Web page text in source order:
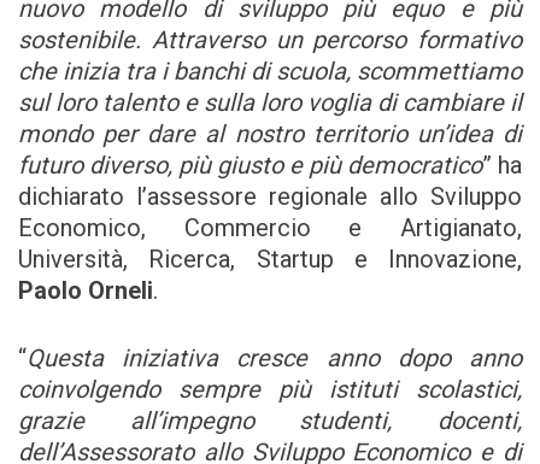
nuovo modello di sviluppo più equo e più
sostenibile. Attraverso un percorso formativo
che inizia tra i banchi di scuola, scommettiamo
sul loro talento e sulla loro voglia di cambiare il
mondo per dare al nostro territorio un’idea di
futuro diverso, più giusto e più democratico” ha
dichiarato l’assessore regionale allo Sviluppo
Economico, Commercio e Artigianato,
Università, Ricerca, Startup e Innovazione,
Paolo Orneli.
“Questa iniziativa cresce anno dopo anno
coinvolgendo sempre più istituti scolastici,
grazie all’impegno studenti, docenti,
dell’Assessorato allo Sviluppo Economico e di